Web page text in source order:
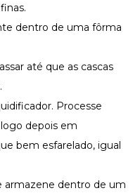
dentro de uma fôrma
até que as cascas
Processe
depois em
bem esfarelado, igual
armazene dentro de um